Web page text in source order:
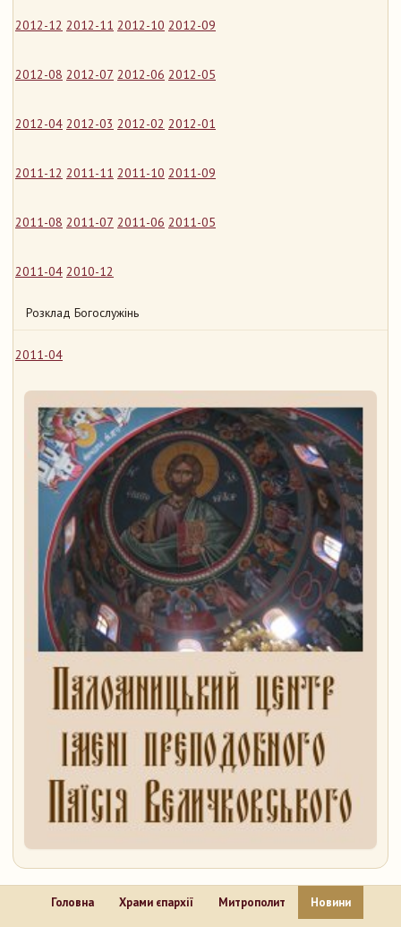
2012-12 2012-11 2012-10 2012-09
2012-08 2012-07 2012-06 2012-05
2012-04 2012-03 2012-02 2012-01
2011-12 2011-11 2011-10 2011-09
2011-08 2011-07 2011-06 2011-05
2011-04 2010-12
Розклад Богослужінь
2011-04
Головна Храми єпархії Митрополит Новини